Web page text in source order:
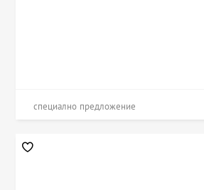
специално предложение